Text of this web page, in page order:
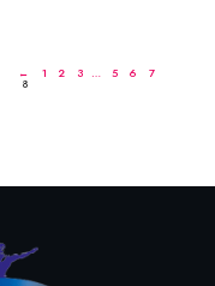
← 1 2 3 … 5 6 7
8